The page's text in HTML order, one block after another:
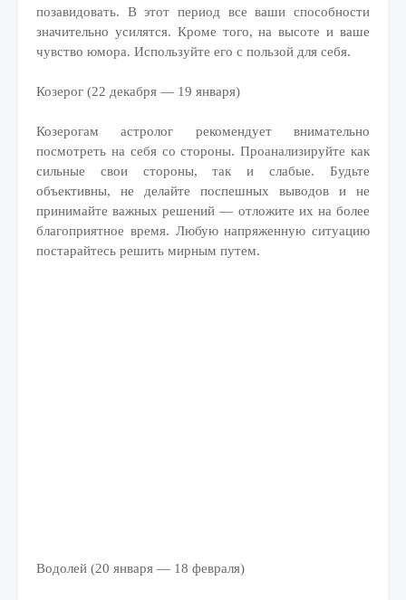
позавидовать. В этот период все ваши способности
значительно усилятся. Кроме того, на высоте и ваше
чувство юмора. Используйте его с пользой для себя.
Козерог (22 декабря — 19 января)
Козерогам астролог рекомендует внимательно
посмотреть на себя со стороны. Проанализируйте как
сильные свои стороны, так и слабые. Будьте
объективны, не делайте поспешных выводов и не
принимайте важных решений — отложите их на более
благоприятное время. Любую напряженную ситуацию
постарайтесь решить мирным путем.
Водолей (20 января — 18 февраля)